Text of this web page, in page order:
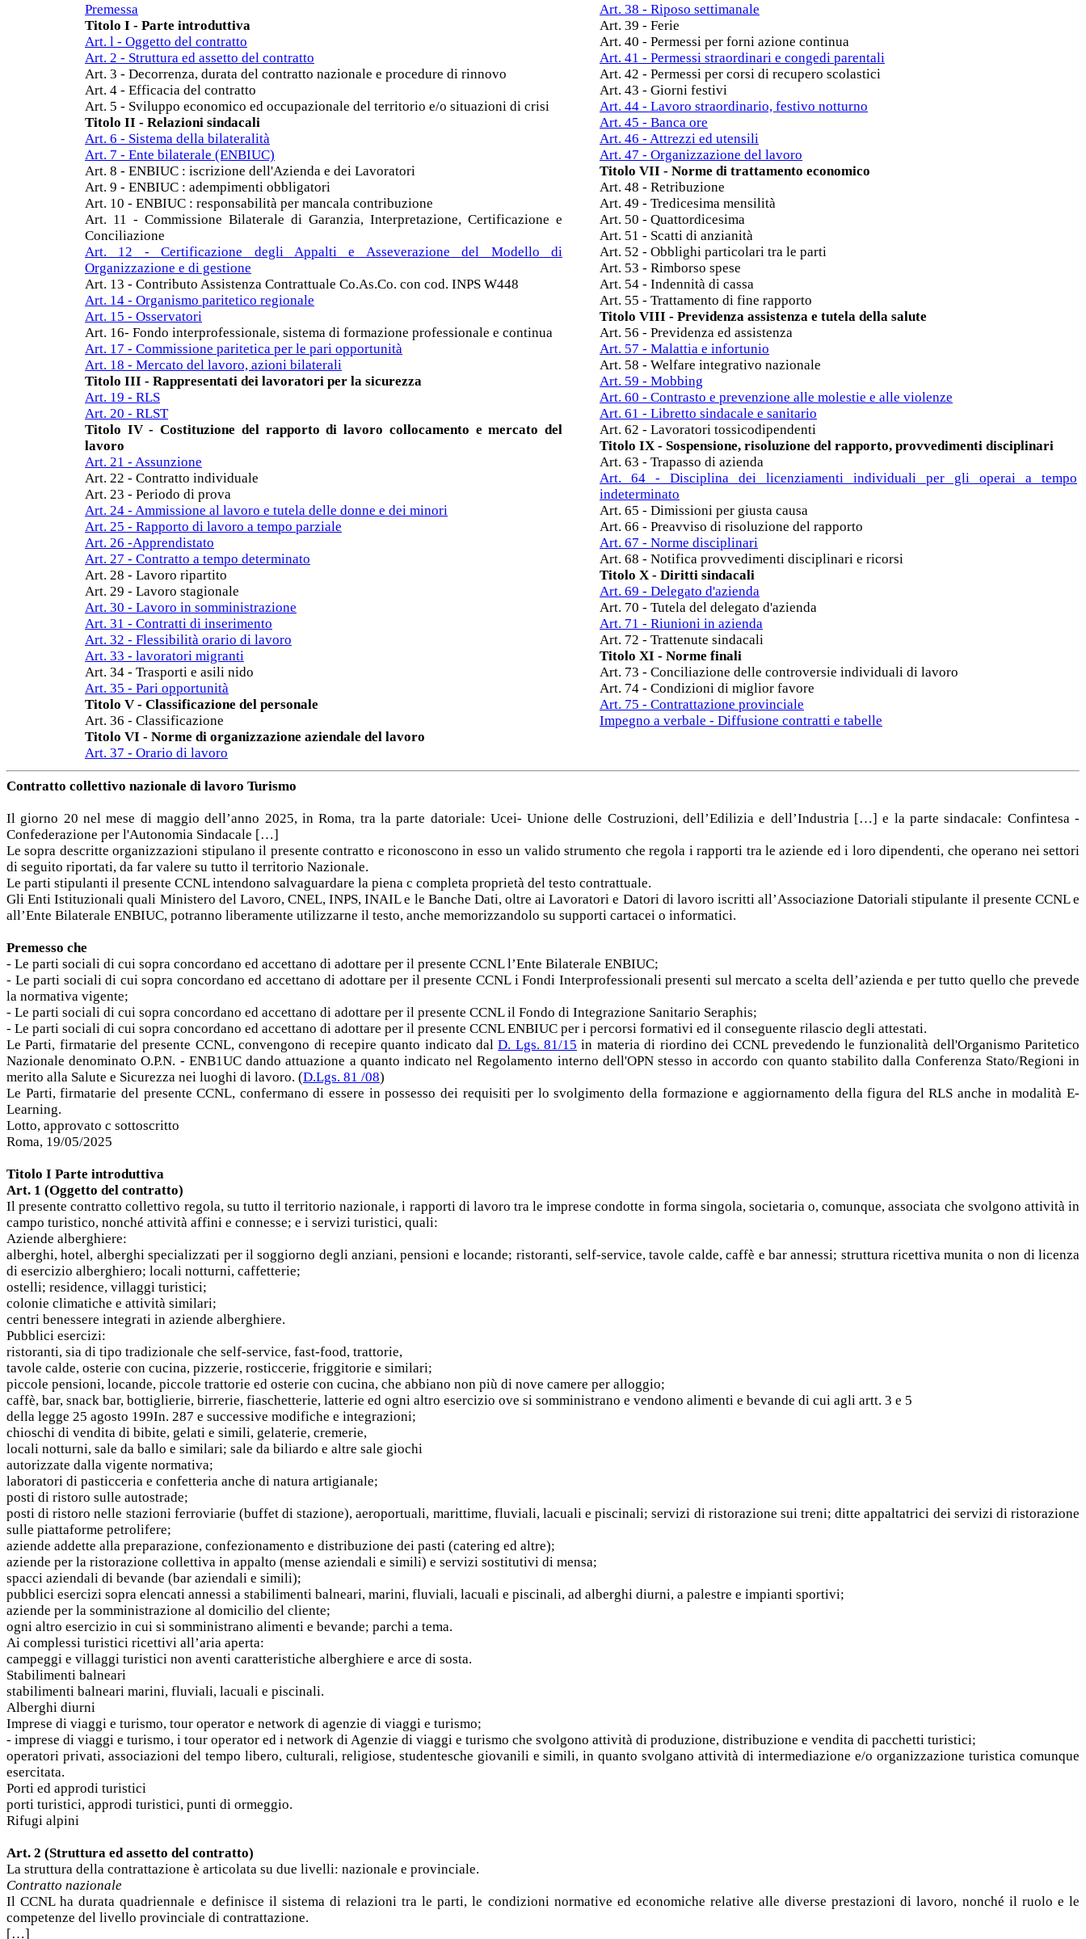
Premessa
Titolo I - Parte introduttiva
Art. l - Oggetto del contratto
Art. 2 - Struttura ed assetto del contratto
Art. 3 - Decorrenza, durata del contratto nazionale e procedure di rinnovo
Art. 4 - Efficacia del contratto
Art. 5 - Sviluppo economico ed occupazionale del territorio e/o situazioni di crisi
Titolo II - Relazioni sindacali
Art. 6 - Sistema della bilateralità
Art. 7 - Ente bilaterale (ENBIUC)
Art. 8 - ENBIUC : iscrizione dell'Azienda e dei Lavoratori
Art. 9 - ENBIUC : adempimenti obbligatori
Art. 10 - ENBIUC : responsabilità per mancala contribuzione
Art. 11 - Commissione Bilaterale di Garanzia, Interpretazione, Certificazione e
Conciliazione
Art. 12 - Certificazione degli Appalti e Asseverazione del Modello di
Organizzazione e di gestione
Art. 13 - Contributo Assistenza Contrattuale Co.As.Co. con cod. INPS W448
Art. 14 - Organismo paritetico regionale
Art. 15 - Osservatori
Art. 16- Fondo interprofessionale, sistema di formazione professionale e continua
Art. 17 - Commissione paritetica per le pari opportunità
Art. 18 - Mercato del lavoro, azioni bilaterali
Titolo III - Rappresentati dei lavoratori per la sicurezza
Art. 19 - RLS
Art. 20 - RLST
Titolo IV - Costituzione del rapporto di lavoro collocamento e mercato del
lavoro
Art. 21 - Assunzione
Art. 22 - Contratto individuale
Art. 23 - Periodo di prova
Art. 24 - Ammissione al lavoro e tutela delle donne e dei minori
Art. 25 - Rapporto di lavoro a tempo parziale
Art. 26 -Apprendistato
Art. 27 - Contratto a tempo determinato
Art. 28 - Lavoro ripartito
Art. 29 - Lavoro stagionale
Art. 30 - Lavoro in somministrazione
Art. 31 - Contratti di inserimento
Art. 32 - Flessibilità orario di lavoro
Art. 33 - lavoratori migranti
Art. 34 - Trasporti e asili nido
Art. 35 - Pari opportunità
Titolo V - Classificazione del personale
Art. 36 - Classificazione
Titolo VI - Norme di organizzazione aziendale del lavoro
Art. 37 - Orario di lavoro
Art. 38 - Riposo settimanale
Art. 39 - Ferie
Art. 40 - Permessi per forni azione continua
Art. 41 - Permessi straordinari e congedi parentali
Art. 42 - Permessi per corsi di recupero scolastici
Art. 43 - Giorni festivi
Art. 44 - Lavoro straordinario, festivo notturno
Art. 45 - Banca ore
Art. 46 - Attrezzi ed utensili
Art. 47 - Organizzazione del lavoro
Titolo VII - Norme di trattamento economico
Art. 48 - Retribuzione
Art. 49 - Tredicesima mensilità
Art. 50 - Quattordicesima
Art. 51 - Scatti di anzianità
Art. 52 - Obblighi particolari tra le parti
Art. 53 - Rimborso spese
Art. 54 - Indennità di cassa
Art. 55 - Trattamento di fine rapporto
Titolo VIII - Previdenza assistenza e tutela della salute
Art. 56 - Previdenza ed assistenza
Art. 57 - Malattia e infortunio
Art. 58 - Welfare integrativo nazionale
Art. 59 - Mobbing
Art. 60 - Contrasto e prevenzione alle molestie e alle violenze
Art. 61 - Libretto sindacale e sanitario
Art. 62 - Lavoratori tossicodipendenti
Titolo IX - Sospensione, risoluzione del rapporto, provvedimenti disciplinari
Art. 63 - Trapasso di azienda
Art. 64 - Disciplina dei licenziamenti individuali per gli operai a tempo
indeterminato
Art. 65 - Dimissioni per giusta causa
Art. 66 - Preavviso di risoluzione del rapporto
Art. 67 - Norme disciplinari
Art. 68 - Notifica provvedimenti disciplinari e ricorsi
Titolo X - Diritti sindacali
Art. 69 - Delegato d'azienda
Art. 70 - Tutela del delegato d'azienda
Art. 71 - Riunioni in azienda
Art. 72 - Trattenute sindacali
Titolo XI - Norme finali
Art. 73 - Conciliazione delle controversie individuali di lavoro
Art. 74 - Condizioni di miglior favore
Art. 75 - Contrattazione provinciale
Impegno a verbale - Diffusione contratti e tabelle
Contratto collettivo nazionale di lavoro Turismo
Il giorno 20 nel mese di maggio dell’anno 2025, in Roma, tra la parte datoriale: Ucei- Unione delle Costruzioni, dell’Edilizia e dell’Industria […] e la parte sindacale: Confintesa -
Confederazione per l'Autonomia Sindacale […]
Le sopra descritte organizzazioni stipulano il presente contratto e riconoscono in esso un valido strumento che regola i rapporti tra le aziende ed i loro dipendenti, che operano nei settori
di seguito riportati, da far valere su tutto il territorio Nazionale.
Le parti stipulanti il presente CCNL intendono salvaguardare la piena c completa proprietà del testo contrattuale.
Gli Enti Istituzionali quali Ministero del Lavoro, CNEL, INPS, INAIL e le Banche Dati, oltre ai Lavoratori e Datori di lavoro iscritti all’Associazione Datoriali stipulante il presente CCNL e
all’Ente Bilaterale ENBIUC, potranno liberamente utilizzarne il testo, anche memorizzandolo su supporti cartacei o informatici.
Premesso che
- Le parti sociali di cui sopra concordano ed accettano di adottare per il presente CCNL l’Ente Bilaterale ENBIUC;
- Le parti sociali di cui sopra concordano ed accettano di adottare per il presente CCNL i Fondi Interprofessionali presenti sul mercato a scelta dell’azienda e per tutto quello che prevede
la normativa vigente;
- Le parti sociali di cui sopra concordano ed accettano di adottare per il presente CCNL il Fondo di Integrazione Sanitario Seraphis;
- Le parti sociali di cui sopra concordano ed accettano di adottare per il presente CCNL ENBIUC per i percorsi formativi ed il conseguente rilascio degli attestati.
Le Parti, firmatarie del presente CCNL, convengono di recepire quanto indicato dalD. Lgs. 81/15 in materia di riordino dei CCNL prevedendo le funzionalità dell'Organismo Paritetico
Nazionale denominato O.P.N. - ENB1UC dando attuazione a quanto indicato nel Regolamento interno dell'OPN stesso in accordo con quanto stabilito dalla Conferenza Stato/Regioni in
merito alla Salute e Sicurezza nei luoghi di lavoro. (D.Lgs. 81 /08)
Le Parti, firmatarie del presente CCNL, confermano di essere in possesso dei requisiti per lo svolgimento della formazione e aggiornamento della figura del RLS anche in modalità E-
Learning.
Lotto, approvato c sottoscritto
Roma, 19/05/2025
Titolo I Parte introduttiva
Art. 1 (Oggetto del contratto)
Il presente contratto collettivo regola, su tutto il territorio nazionale, i rapporti di lavoro tra le imprese condotte in forma singola, societaria o, comunque, associata che svolgono attività in
campo turistico, nonché attività affini e connesse; e i servizi turistici, quali:
Aziende alberghiere:
alberghi, hotel, alberghi specializzati per il soggiorno degli anziani, pensioni e locande; ristoranti, self-service, tavole calde, caffè e bar annessi; struttura ricettiva munita o non di licenza
di esercizio alberghiero; locali notturni, caffetterie;
ostelli; residence, villaggi turistici;
colonie climatiche e attività similari;
centri benessere integrati in aziende alberghiere.
Pubblici esercizi:
ristoranti, sia di tipo tradizionale che self-service, fast-food, trattorie,
tavole calde, osterie con cucina, pizzerie, rosticcerie, friggitorie e similari;
piccole pensioni, locande, piccole trattorie ed osterie con cucina, che abbiano non più di nove camere per alloggio;
caffè, bar, snack bar, bottiglierie, birrerie, fiaschetterie, latterie ed ogni altro esercizio ove si somministrano e vendono alimenti e bevande di cui agli artt. 3 e 5
della legge 25 agosto 199In. 287 e successive modifiche e integrazioni;
chioschi di vendita di bibite, gelati e simili, gelaterie, cremerie,
locali notturni, sale da ballo e similari; sale da biliardo e altre sale giochi
autorizzate dalla vigente normativa;
laboratori di pasticceria e confetteria anche di natura artigianale;
posti di ristoro sulle autostrade;
posti di ristoro nelle stazioni ferroviarie (buffet di stazione), aeroportuali, marittime, fluviali, lacuali e piscinali; servizi di ristorazione sui treni; ditte appaltatrici dei servizi di ristorazione
sulle piattaforme petrolifere;
aziende addette alla preparazione, confezionamento e distribuzione dei pasti (catering ed altre);
aziende per la ristorazione collettiva in appalto (mense aziendali e simili) e servizi sostitutivi di mensa;
spacci aziendali di bevande (bar aziendali e simili);
pubblici esercizi sopra elencati annessi a stabilimenti balneari, marini, fluviali, lacuali e piscinali, ad alberghi diurni, a palestre e impianti sportivi;
aziende per la somministrazione al domicilio del cliente;
ogni altro esercizio in cui si somministrano alimenti e bevande; parchi a tema.
Ai complessi turistici ricettivi all’aria aperta:
campeggi e villaggi turistici non aventi caratteristiche alberghiere e arce di sosta.
Stabilimenti balneari
stabilimenti balneari marini, fluviali, lacuali e piscinali.
Alberghi diurni
Imprese di viaggi e turismo, tour operator e network di agenzie di viaggi e turismo;
- imprese di viaggi e turismo, i tour operator ed i network di Agenzie di viaggi e turismo che svolgono attività di produzione, distribuzione e vendita di pacchetti turistici;
operatori privati, associazioni del tempo libero, culturali, religiose, studentesche giovanili e simili, in quanto svolgano attività di intermediazione e/o organizzazione turistica comunque
esercitata.
Porti ed approdi turistici
porti turistici, approdi turistici, punti di ormeggio.
Rifugi alpini
Art. 2 (Struttura ed assetto del contratto)
La struttura della contrattazione è articolata su due livelli: nazionale e provinciale.
Contratto nazionale
Il CCNL ha durata quadriennale e definisce il sistema di relazioni tra le parti, le condizioni normative ed economiche relative alle diverse prestazioni di lavoro, nonché il ruolo e le
competenze del livello provinciale di contrattazione.
[…]